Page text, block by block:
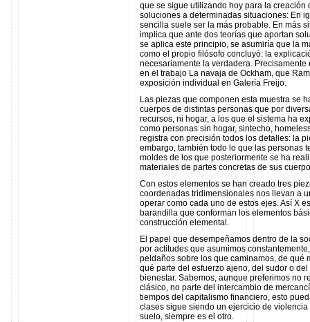
que se sigue utilizando hoy para la
soluciones a determinadas situaciones: En
sencilla suele ser la más probable. En más
implica que ante dos teorías que aportan
se aplica este principio, se asumiría que la
como el propio filósofo concluyó: la
necesariamente la verdadera.
en el trabajo La navaja de Ockham, que
exposición individual en Galería Freijo.
Las piezas que componen esta muestra se
cuerpos de distintas personas que por
recursos, ni hogar, a los que el sistema ha
como personas sin hogar, sintecho,
registra con precisión todos los detalles: la
embargo, también todo lo que las personas
moldes de los que posteriormente se ha
materiales de partes concretas de sus
Con estos elementos se han creado tres
coordenadas tridimensionales nos llevan a
operar como cada uno de estos ejes. Así X
barandilla que conforman los elementos
construcción elemental.
El papel que desempeñamos dentro de la
por actitudes que asumimos
peldaños sobre los que caminamos, de qué
qué parte del esfuerzo ajeno, del sudor o
bienestar. Sabemos, aunque preferimos no
clásico, no parte del intercambio de
tiempos del capitalismo financiero, esto
clases sigue siendo un ejercicio de
suelo, siempre es el otro.